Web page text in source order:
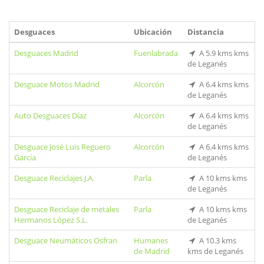
Desguaces Ubicación
Distancia
Desguaces Madrid
Fuenlabrada
A 5.9 kms kms
de Leganés
Desguace Motos Madrid
Alcorcón
A 6.4 kms kms
de Leganés
Auto Desguaces Díaz
Alcorcón
A 6.4 kms kms
de Leganés
Desguace José Luis Reguero
García
Alcorcón
A 6.4 kms kms
de Leganés
Desguace Reciclajes J.A.
Parla
A 10 kms kms
de Leganés
Desguace Reciclaje de metales
Hermanos López S.L.
Parla
A 10 kms kms
de Leganés
Desguace Neumáticos Osfran
Humanes
de Madrid
A 10.3 kms
kms de Leganés